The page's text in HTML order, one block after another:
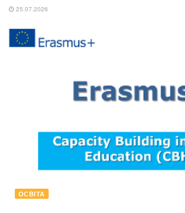
25.07.2026
ОСВІТА